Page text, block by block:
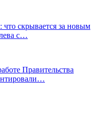
скрывается за новым
с…
Правительства